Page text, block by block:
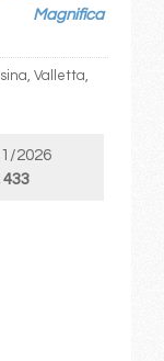
Magnifica
Valletta,
2026
433